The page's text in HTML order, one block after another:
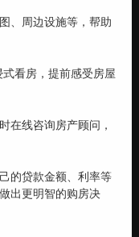
、周边设施等，帮助
看房，提前感受房屋
在线咨询房产顾问，
的贷款金额、利率等
出更明智的购房决